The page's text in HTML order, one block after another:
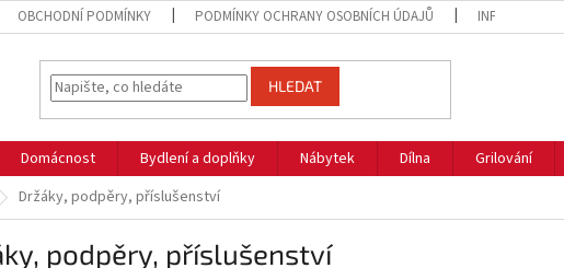
OBCHODNÍ PODMÍNKY PODMÍNKY OCHRANY OSOBNÍCH ÚDAJŮ INFORMACE O
HLEDAT
Domácnost Bydlení a doplňky Nábytek Dílna Grilování
Držáky, podpěry, příslušenství
podpěry, příslušenství